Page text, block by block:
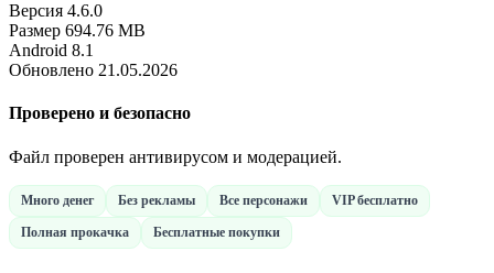
Версия 4.6.0
Размер 694.76 MB
Android 8.1
Обновлено 21.05.2026
Проверено и безопасно
Файл проверен антивирусом и модерацией.
Много денег Без рекламы Все персонажи VIP бесплатно
Полная прокачка Бесплатные покупки